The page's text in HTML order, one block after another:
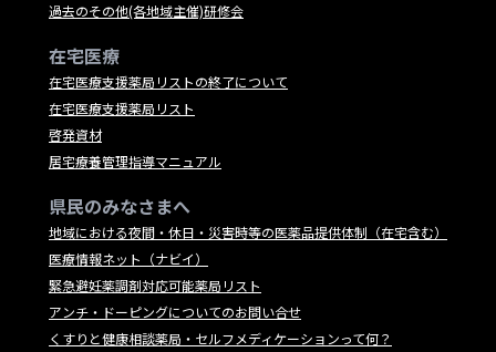
過去のその他(各地域主催)研修会
在宅医療
在宅医療支援薬局リストの終了について
在宅医療支援薬局リスト
啓発資材
居宅療養管理指導マニュアル
県民のみなさまへ
地域における夜間・休日・災害時等の医薬品提供体制（在宅含む）
医療情報ネット（ナビイ）
緊急避妊薬調剤対応可能薬局リスト
アンチ・ドーピングについてのお問い合せ
くすりと健康相談薬局・セルフメディケーションって何？